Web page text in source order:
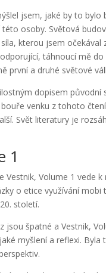
jsem, jaké by to
osoby. Světová
kterou jsem
táhnoucí mě
první a druhé světové
dopisem původní
venku z tohoto
Svět literatury je
1
Vestnik, Volume 1 vede
o etice využívání
století.
jsou špatné a Vestnik,
myšlení a reflexi.